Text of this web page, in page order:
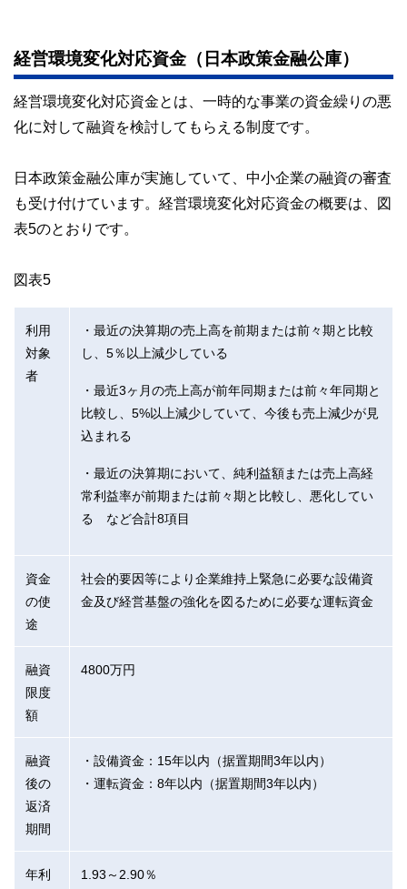
経営環境変化対応資金（日本政策金融公庫）
経営環境変化対応資金とは、一時的な事業の資金繰りの悪
化に対して融資を検討してもらえる制度です。
日本政策金融公庫が実施していて、中小企業の融資の審査
も受け付けています。経営環境変化対応資金の概要は、図
表5のとおりです。
図表5
利用
対象
者
・最近の決算期の売上高を前期または前々期と比較
し、5％以上減少している
・最近3ヶ月の売上高が前年同期または前々年同期と
比較し、5%以上減少していて、今後も売上減少が見
込まれる
・最近の決算期において、純利益額または売上高経
常利益率が前期または前々期と比較し、悪化してい
る など合計8項目
資金
の使
途
社会的要因等により企業維持上緊急に必要な設備資
金及び経営基盤の強化を図るために必要な運転資金
融資
限度
額
4800万円
融資
後の
返済
期間
・設備資金：15年以内（据置期間3年以内）
・運転資金：8年以内（据置期間3年以内）
年利
1.93～2.90％